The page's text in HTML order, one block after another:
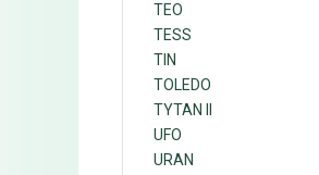
TEO
TESS
TIN
TOLEDO
TYTAN II
UFO
URAN